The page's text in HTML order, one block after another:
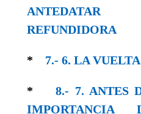
REFUNDIDORA
* 7.- 6. LA
*8.- 7. ANTES